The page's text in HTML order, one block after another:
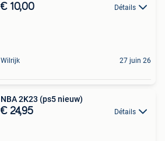
€ 10,00 Détails
Wilrijk 27 juin 26
NBA 2K23 (ps5 nieuw)
€ 24,95 Détails